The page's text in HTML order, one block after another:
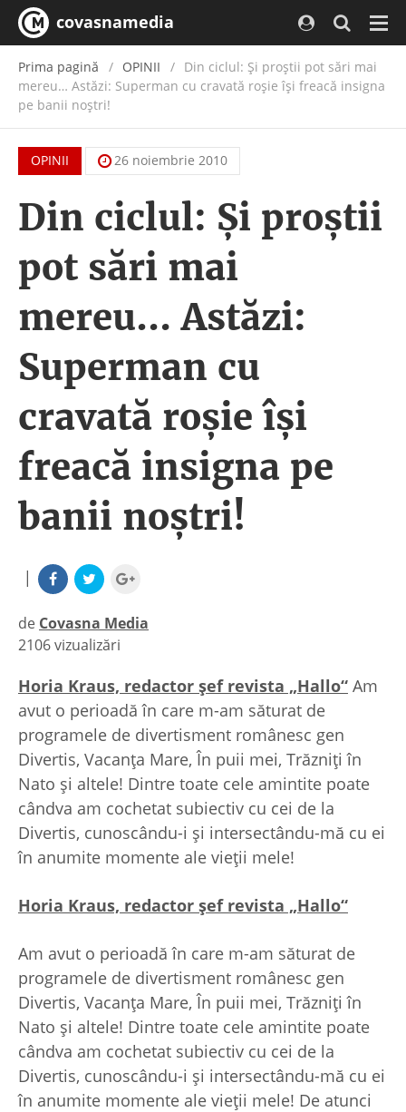
covasnamedia
Prima pagină OPINII
Din ciclul: Şi proştii pot sări mai
mereu… Astăzi: Superman cu cravată roşie îşi freacă insigna
pe banii noştri!
OPINII 26 noiembrie 2010
Din ciclul: Şi proştii
pot sări mai
mereu… Astăzi:
Superman cu
cravată roşie îşi
freacă insigna pe
banii noştri!
|
de Covasna Media
|
2106 vizualizări
Horia Kraus, redactor şef revista „Hallo“ Am
avut o perioadă în care m-am săturat de
programele de divertisment românesc gen
Divertis, Vacanţa Mare, În puii mei, Trăzniţi în
Nato şi altele! Dintre toate cele amintite poate
cândva am cochetat subiectiv cu cei de la
Divertis, cunoscându-i şi intersectându-mă cu ei
în anumite momente ale vieţii mele!
Horia Kraus, redactor şef revista „Hallo“
Am avut o perioadă în care m-am săturat de
programele de divertisment românesc gen
Divertis, Vacanţa Mare, În puii mei, Trăzniţi în
Nato şi altele! Dintre toate cele amintite poate
cândva am cochetat subiectiv cu cei de la
Divertis, cunoscându-i şi intersectându-mă cu ei
în anumite momente ale vieţii mele! De atunci